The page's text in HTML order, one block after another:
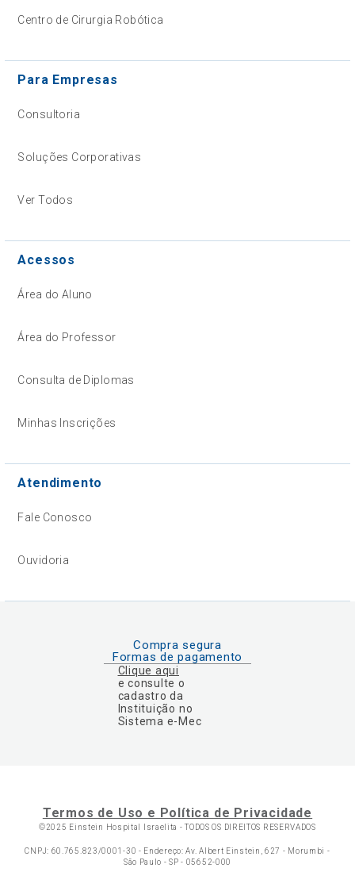
Centro de Cirurgia Robótica
Para Empresas
Consultoria
Soluções Corporativas
Ver Todos
Acessos
Área do Aluno
Área do Professor
Consulta de Diplomas
Minhas Inscrições
Atendimento
Fale Conosco
Ouvidoria
Compra segura
Formas de pagamento
Clique aqui
e consulte o
cadastro da
Instituição no
Sistema e-Mec
Termos de Uso e Política de Privacidade
©2025 Einstein Hospital Israelita -TODOS OS DIREITOS RESERVADOS
CNPJ: 60.765.823/0001-30 - Endereço: Av. Albert Einstein, 627 - Morumbi -
São Paulo - SP - 05652-000